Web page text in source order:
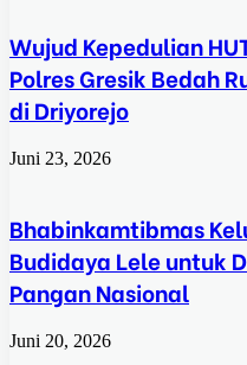
Wujud Kepedulian
Polres Gresik Bedah
di Driyorejo
Juni 23, 2026
Bhabinkamtibmas
Budidaya Lele untuk
Pangan Nasional
Juni 20, 2026